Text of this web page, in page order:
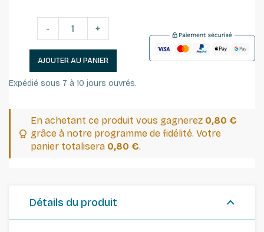
- +
AJOUTER AU PANIER
Expédié sous 7 à 10 jours ouvrés.
En achetant ce produit vous gagnerez 0,80 €
grâce à notre programme de fidélité. Votre
panier totalisera 0,80 €.
Détails du produit